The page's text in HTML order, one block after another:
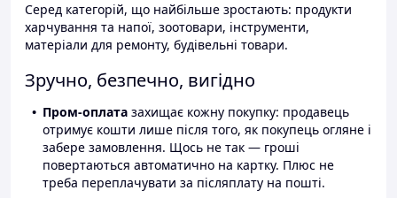
Серед категорій, що найбільше зростають: продукти
харчування та напої, зоотовари, інструменти,
матеріали для ремонту, будівельні товари.
Зручно, безпечно, вигідно
Пром-оплата захищає кожну покупку: продавець
отримує кошти лише після того, як покупець огляне і
забере замовлення. Щось не так — гроші
повертаються автоматично на картку. Плюс не
треба переплачувати за післяплату на пошті.